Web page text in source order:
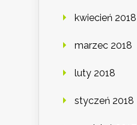
kwiecień 2018
marzec 2018
luty 2018
styczeń 2018